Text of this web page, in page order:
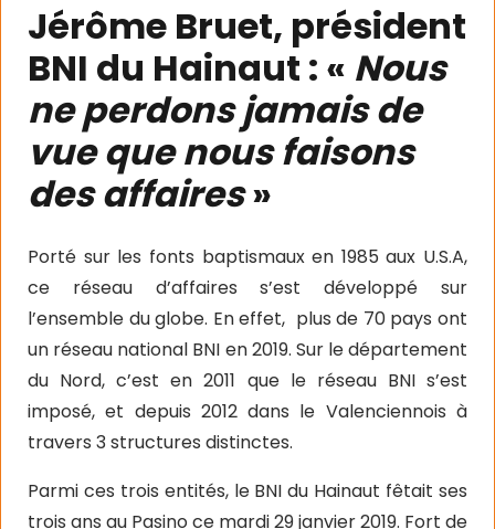
Jérôme Bruet, président
BNI du Hainaut : « Nous
ne perdons jamais de
vue que nous faisons
des affaires»
Porté sur les fonts baptismaux en 1985 aux U.S.A,
ce réseau d’affaires s’est développé sur
l’ensemble du globe. En effet, plus de 70 pays ont
un réseau national BNI en 2019. Sur le département
du Nord, c’est en 2011 que le réseau BNI s’est
imposé, et depuis 2012 dans le Valenciennois à
travers 3 structures distinctes.
Parmi ces trois entités, le BNI du Hainaut fêtait ses
trois ans au Pasino ce mardi 29 janvier 2019. Fort de